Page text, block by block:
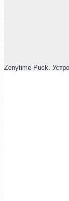
Zenytime Puck.